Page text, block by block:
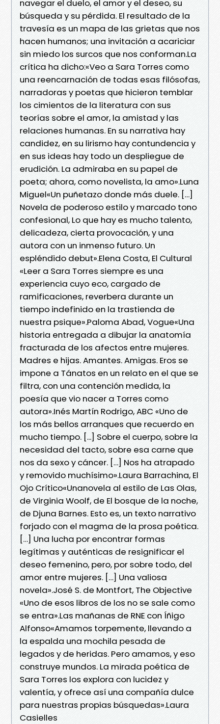
navegar el duelo, el amor y el deseo, su
búsqueda y su pérdida. El resultado de la
travesía es un mapa de las grietas que nos
hacen humanos; una invitación a acariciar
sin miedo los surcos que nos conforman.La
crítica ha dicho:«Veo a Sara Torres como
una reencarnación de todas esas filósofas,
narradoras y poetas que hicieron temblar
los cimientos de la literatura con sus
teorías sobre el amor, la amistad y las
relaciones humanas. En su narrativa hay
candidez, en su lirismo hay contundencia y
en sus ideas hay todo un despliegue de
erudición. La admiraba en su papel de
poeta; ahora, como novelista, la amo».Luna
Miguel«Un puñetazo donde más duele. […]
Novela de poderoso estilo y marcado tono
confesional, Lo que hay es mucho talento,
delicadeza, cierta provocación, y una
autora con un inmenso futuro. Un
espléndido debut».Elena Costa, El Cultural
«Leer a Sara Torres siempre es una
experiencia cuyo eco, cargado de
ramificaciones, reverbera durante un
tiempo indefinido en la trastienda de
nuestra psique».Paloma Abad, Vogue«Una
historia entregada a dibujar la anatomía
fracturada de los afectos entre mujeres.
Madres e hijas. Amantes. Amigas. Eros se
impone a Tánatos en un relato en el que se
filtra, con una contención medida, la
poesía que vio nacer a Torres como
autora».Inés Martín Rodrigo, ABC «Uno de
los más bellos arranques que recuerdo en
mucho tiempo. [...] Sobre el cuerpo, sobre la
necesidad del tacto, sobre esa carne que
nos da sexo y cáncer. […] Nos ha atrapado
y removido muchísimo».Laura Barrachina, El
Ojo Crítico«Unanovela al estilo de Las Olas,
de Virginia Woolf, de El bosque de la noche,
de Djuna Barnes. Esto es, un texto narrativo
forjado con el magma de la prosa poética.
[…] Una lucha por encontrar formas
legítimas y auténticas de resignificar el
deseo femenino, pero, por sobre todo, del
amor entre mujeres. […] Una valiosa
novela».José S. de Montfort, The Objective
«Uno de esos libros de los no se sale como
se entra».Las mañanas de RNE con Íñigo
Alfonso«Amamos torpemente, llevando a
la espalda una mochila pesada de
legados y de heridas. Pero amamos, y eso
construye mundos. La mirada poética de
Sara Torres los explora con lucidez y
valentía, y ofrece así una compañía dulce
para nuestras propias búsquedas».Laura
Casielles